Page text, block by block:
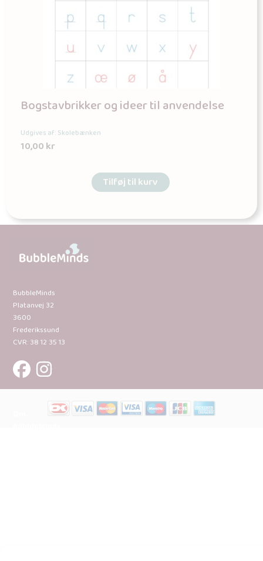
Bogstavbrikker og ideer til anvendelse
Udgives af: Skolebænken
10,00kr
Tilføj til kurv
BubbleMinds
Platanvej 32
3600
Frederikssund
CVR: 38 12 35 13